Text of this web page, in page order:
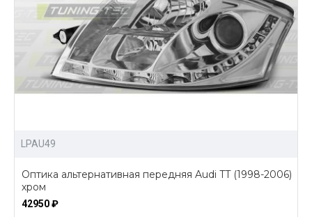
LPAU49
Оптика альтернативная передняя Audi TT (1998-2006)
хром
42950 ₽